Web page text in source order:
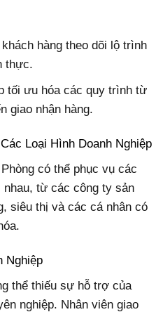
hàng theo dõi lộ trình
thực.
tối ưu hóa các quy trình từ
giao nhận hàng.
Loại Hình Doanh Nghiệp
có thể phục vụ các
nhau, từ các công ty sản
siêu thị và các cá nhân có
Nghiệp
thể thiếu sự hỗ trợ của
nghiệp. Nhân viên giao